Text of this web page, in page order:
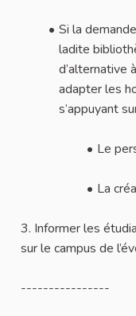
Si la
ladite
d’alternative
adapter les
s’appuyant
Le
La
3. Informer les
sur le campus de
----------------